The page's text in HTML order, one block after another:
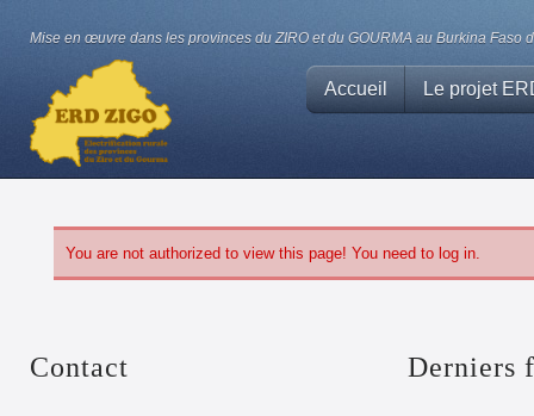
Mise en œuvre dans les provinces du ZIRO et du GOURMA au Burkina Faso
Accueil Le projet
You are not authorized to view this page! You need to log in.
Contact Derniers